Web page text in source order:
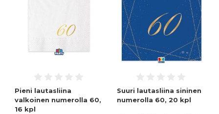
Pieni lautasliina
valkoinen numerolla 60,
16 kpl
Suuri lautasliina sininen
numerolla 60, 20 kpl